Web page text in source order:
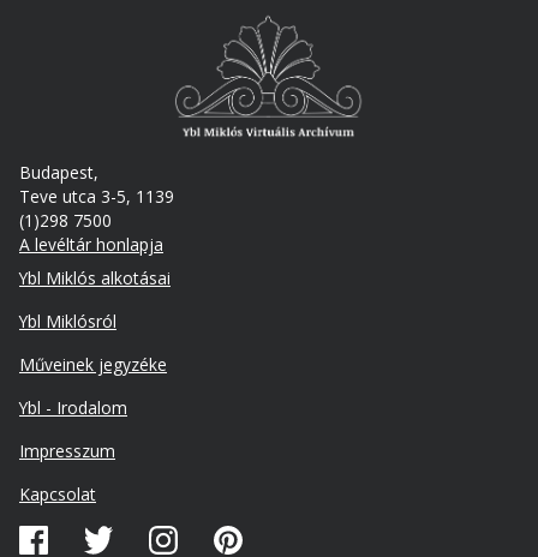
Budapest,
Teve utca 3-5, 1139
(1)298 7500
A levéltár honlapja
Footer
Ybl Miklós alkotásai
Ybl Miklósról
Műveinek jegyzéke
Ybl - Irodalom
Lábléc
másodlagos
Impresszum
Kapcsolat
Közösségi
média